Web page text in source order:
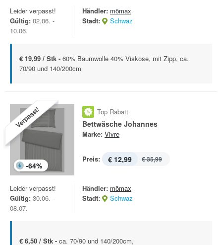
Leider verpasst!
Gültig: 02.06. -
10.06.
Händler: mömax
Stadt:
Schwaz
€ 19,99 / Stk - 60% Baumwolle 40% Viskose, mit Zipp, ca.
70/90 und 140/200cm
Verpasst!
-64%
Top Rabatt
Bettwäsche Johannes
Marke: Vivre
Preis: € 12,99 € 35,99
Leider verpasst!
Gültig: 30.06. -
08.07.
Händler: mömax
Stadt:
Schwaz
€ 6,50 / Stk - ca. 70/90 und 140/200cm,